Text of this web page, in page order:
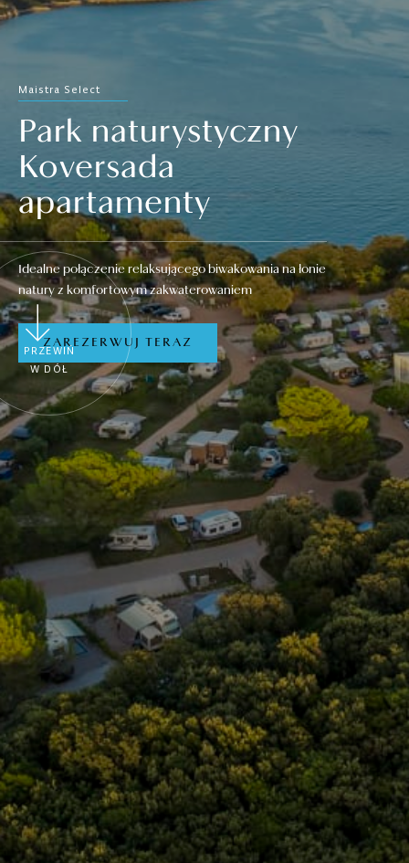
Maistra Select
Park naturystyczny
Koversada
apartamenty
Idealne połączenie relaksującego biwakowania na łonie
natury z komfortowym zakwaterowaniem
ZAREZERWUJ TERAZ
PRZEWIŃ
W DÓŁ